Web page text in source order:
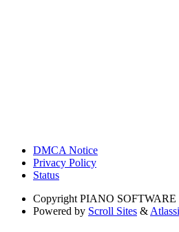
DMCA Notice
Privacy Policy
Status
Copyright PIANO SOFTWARE
Powered by Scroll Sites &